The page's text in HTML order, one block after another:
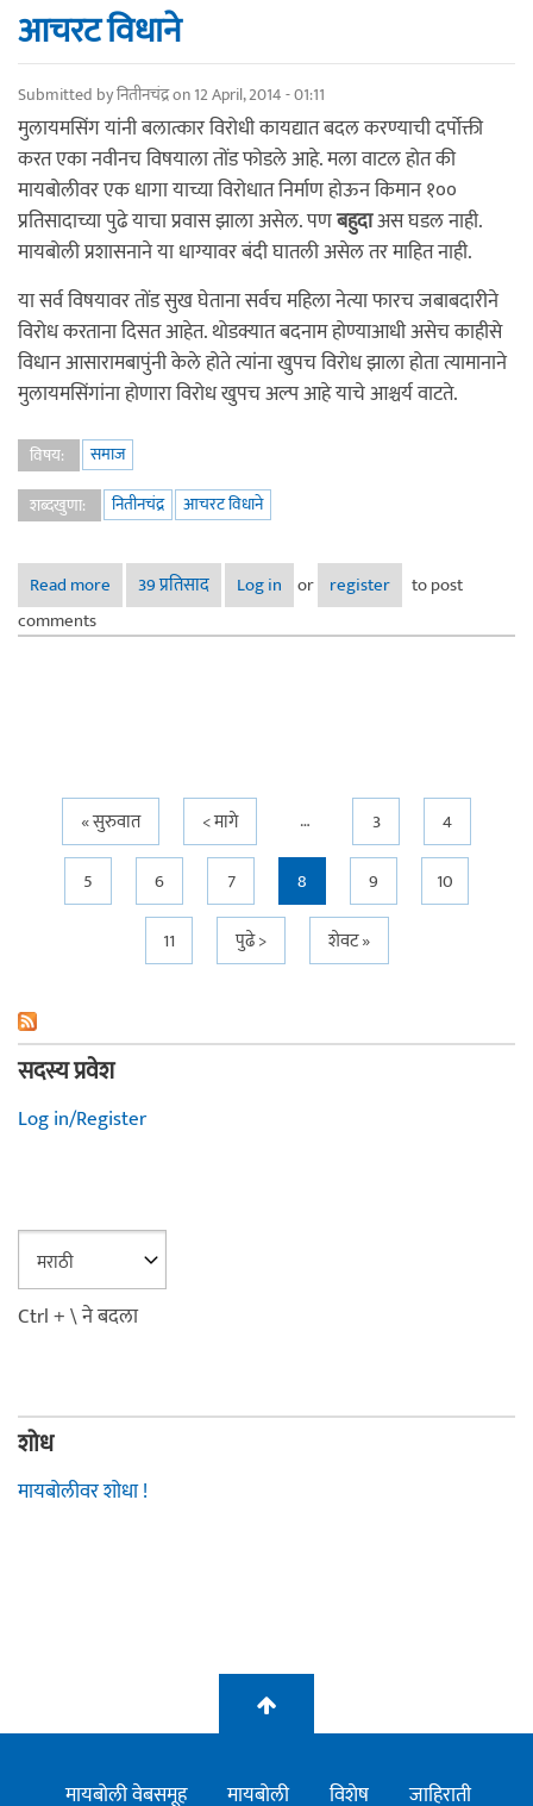
आचरट विधाने
Submitted byनितीनचंद्रon 12 April, 2014 - 01:11
मुलायमसिंग यांनी बलात्कार विरोधी कायद्यात बदल करण्याची दर्पोक्ती
करत एका नवीनच विषयाला तोंड फोडले आहे. मला वाटल होत की
मायबोलीवर एक धागा याच्या विरोधात निर्माण होऊन किमान १००
प्रतिसादाच्या पुढे याचा प्रवास झाला असेल. पणबहुदाअस घडल नाही.
मायबोली प्रशासनाने या धाग्यावर बंदी घातली असेल तर माहित नाही.
या सर्व विषयावर तोंड सुख घेताना सर्वच महिला नेत्या फारच जबाबदारीने
विरोध करताना दिसत आहेत. थोडक्यात बदनाम होण्याआधी असेच काहीसे
विधान आसारामबापुंनी केले होते त्यांना खुपच विरोध झाला होता त्यामानाने
मुलायमसिंगांना होणारा विरोध खुपच अल्प आहे याचे आश्चर्य वाटते.
विषय:
समाज
शब्दखुणा:
नितीनचंद्र आचरट विधाने
Read more about आचरट विधाने
39 प्रतिसाद Log in or register
to post
comments
Pages« सुरुवात < मागे … 3
4
5
6 7 8 9
10
11
पुढे > शेवट »
सदस्य प्रवेश
Log in/Register
Ctrl + \ ने बदला
शोध
मायबोलीवर शोधा !
मायबोली वेबसमूह मायबोली विशेष जाहिराती